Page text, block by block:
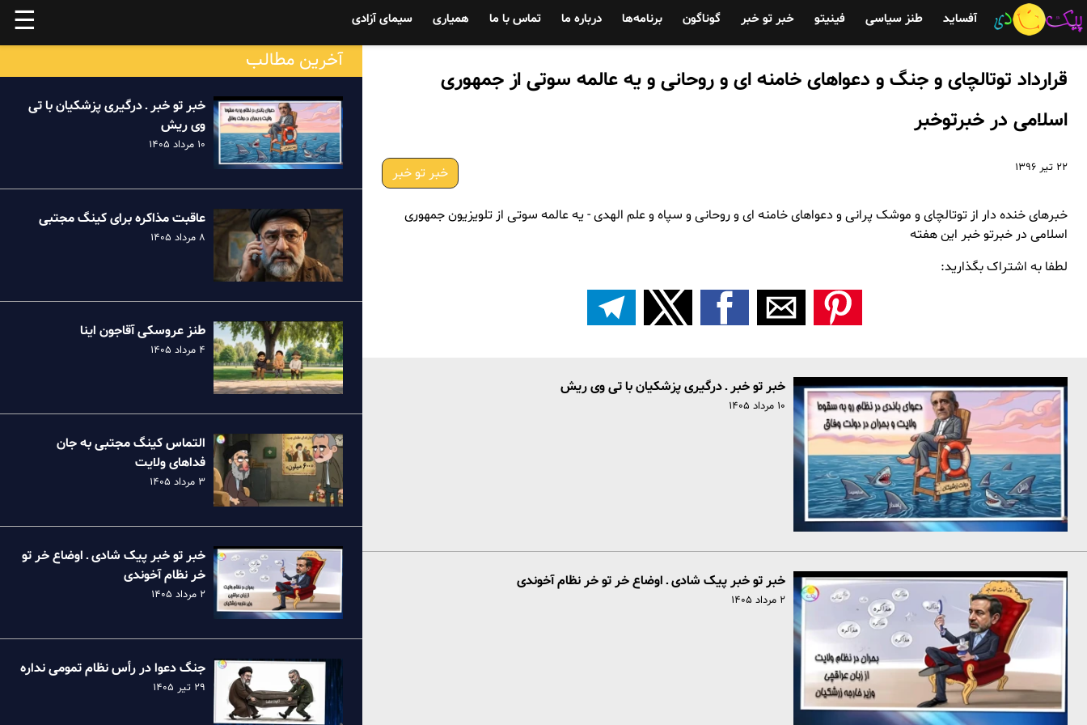
☰ آفساید طنز سیاسی فینیتو خبر تو خبر گوناگون برنامه‌ها درباره ما تماس با ما همیاری سیمای آزادی
قرارداد توتالچای و جنگ و دعواهای خامنه ای و روحانی و یه عالمه سوتی از جمهوری
اسلامی در خبرتوخبر
۲۲ تیر ۱۳۹۶ خبر تو خبر
خبرهای خنده دار از توتالچای و موشک پرانی و دعواهای خامنه ای و روحانی و سپاه و علم الهدی - یه عالمه سوتی از تلویزیون جمهوری
اسلامی در خبرتو خبر این هفته
لطفا به اشتراک بگذارید:
خبر تو خبر ـ درگیری پزشکیان با تی وی ریش
۱۰ مرداد ۱۴۰۵
خبر تو خبر پیک شادی ـ اوضاع خر تو خر نظام آخوندی
۲ مرداد ۱۴۰۵
آخرین مطالب
خبر تو خبر ـ درگیری پزشکیان با تی
وی ریش
۱۰ مرداد ۱۴۰۵
عاقبت مذاکره برای کینگ مجتبی
۸ مرداد ۱۴۰۵
طنز عروسکی آقاجون اینا
۴ مرداد ۱۴۰۵
التماس کینگ مجتبی به جان
فداهای ولایت
۳ مرداد ۱۴۰۵
خبر تو خبر پیک شادی ـ اوضاع خر تو
خر نظام آخوندی
۲ مرداد ۱۴۰۵
جنگ دعوا در رأس نظام تمومی نداره
۲۹ تیر ۱۴۰۵